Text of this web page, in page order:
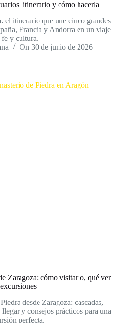
itinerario y cómo hacerla
el itinerario que une cinco grandes
Francia y Andorra en un viaje
fe y cultura.
On 30 de junio de 2026
Zaragoza: cómo visitarlo, qué ver
desde Zaragoza: cascadas,
y consejos prácticos para una
perfecta.